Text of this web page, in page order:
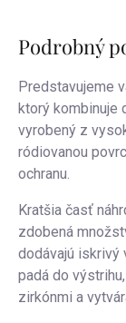
Podrobný
Predstavujeme
ktorý kombinuje
vyrobený z
ródiovanou
ochranu.
Kratšia časť
zdobená
dodávajú iskrivý
padá do
zirkónmi a